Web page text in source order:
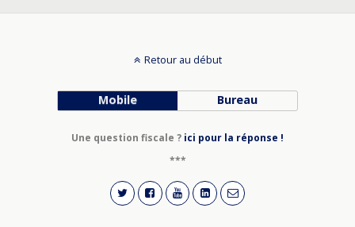
Retour au début
Mobile Bureau
Une question fiscale ? ici pour la réponse !
***